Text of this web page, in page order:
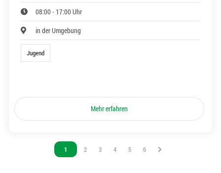
08:00 - 17:00 Uhr
in der Umgebung
Jugend
Mehr erfahren
Vous êtes sur la page
1 Vous êtes sur la page
2 Vous êtes sur la page
3 Vous êtes sur la page
4 Vous êtes sur la page
5 Vous êtes sur la page
6